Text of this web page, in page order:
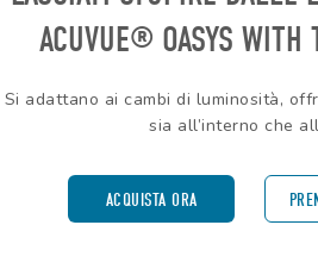
ACUVUE® OASYS
Si adattano ai cambi di luminosità,
sia all’interno che
ACQUISTA ORA